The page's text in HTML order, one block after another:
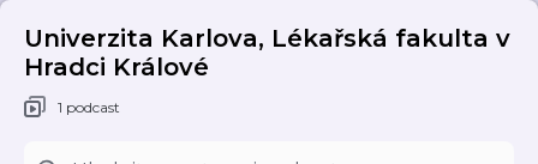
Univerzita Karlova, Lékařská fakulta v
Hradci Králové
1 podcast